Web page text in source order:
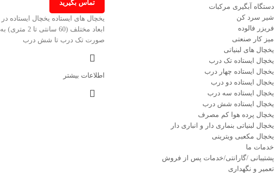
دستگاه آبگیری مرکبات
شیر سرد کن
فریزر فالوده
میز کار صنعتی
یخچال های لبنیاتی
یخچال ایستاده تک درب
یخچال ایستاده چهار درب
یخچال ایستاده دو درب
یخچال ایستاده سه درب
یخچال ایستاده شش درب
یخچال پرده هوا کم مصرف
یخچال لبنیاتی بنماری دار و انباری دار
یخچال مکعبی ویترینی
خدمات ما
پشتیبانی /گارانتی/خدمات پس از فروش
تعمیر و نگهداری
تماس بگیرید
یخچال های ایستاده یخچال ایستاده در
ابعاد مختلف (60 سانتی تا 2 متری) به
صورت تک درب تا شش درب
اطلاعات بیشتر